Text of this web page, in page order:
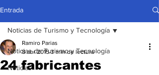
Entrada
Noticias de Turismo y Tecnología
Noticias
Noticias de Turismo y Tecnología
24 fabricantes
Ramiro Parias
8 abr 2015 3 min de lectura